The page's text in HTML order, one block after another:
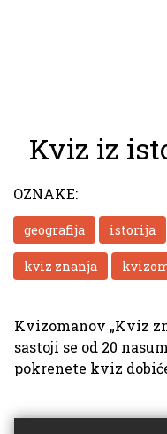
Kviz iz
OZNAKE:
geografija istorija
kviz znanja
Kvizomanov „Kviz
sastoji se od 20
pokrenete kviz